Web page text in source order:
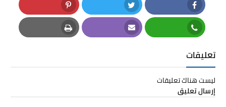
Facebook
Twitter
Pinterest
Whatsapp
Email
Print
تعليقات
ليست هناك تعليقات
إرسال تعليق